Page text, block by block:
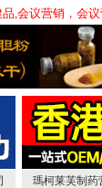
营销，会议
瑪柯莱芙制药